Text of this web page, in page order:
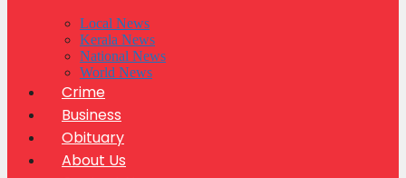
Local News
Kerala News
National News
World News
Crime
Business
Obituary
About Us